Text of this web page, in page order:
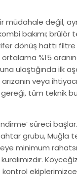
müdahale değil,
bakımı; brülör
dönüş hattı filtre
%15
ulaştığında ilk
veya
tüm teknik
süreci
grubu,
minimum
kontrol